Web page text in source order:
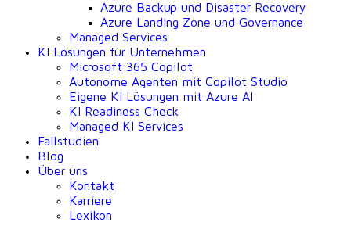
Azure Backup und Disaster Recovery
Azure Landing Zone und Governance
Managed Services
KI Lösungen für Unternehmen
Microsoft 365 Copilot
Autonome Agenten mit Copilot Studio
Eigene KI Lösungen mit Azure AI
KI Readiness Check
Managed KI Services
Fallstudien
Blog
Über uns
Kontakt
Karriere
Lexikon